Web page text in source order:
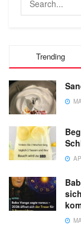
Trending